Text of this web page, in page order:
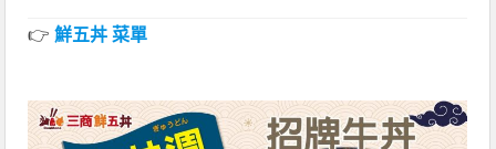
👉鮮五丼 菜單